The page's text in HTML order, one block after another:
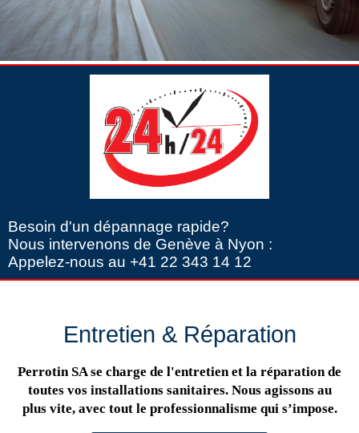
Besoin d'un dépannage rapide?
Nous intervenons de Genève à Nyon :
Appelez-nous au +41 22 343 14 12
Entretien & Réparation
Perrotin SA se charge de l'entretien et la réparation de
toutes vos installations sanitaires. Nous agissons au
plus vite, avec tout le professionnalisme qui s’impose.